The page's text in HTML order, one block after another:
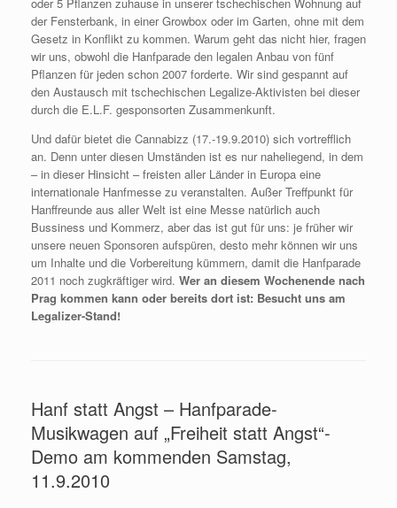
der Fensterbank, in einer Growbox oder im Garten, ohne mit dem
Gesetz in Konflikt zu kommen. Warum geht das nicht hier, fragen
wir uns, obwohl die Hanfparade den legalen Anbau von fünf
Pflanzen für jeden schon 2007 forderte. Wir sind gespannt auf
den Austausch mit tschechischen Legalize-Aktivisten bei dieser
durch die E.L.F. gesponsorten Zusammenkunft.
Und dafür bietet die Cannabizz (17.-19.9.2010) sich vortrefflich
an. Denn unter diesen Umständen ist es nur naheliegend, in dem
– in dieser Hinsicht – freisten aller Länder in Europa eine
internationale Hanfmesse zu veranstalten. Außer Treffpunkt für
Hanffreunde aus aller Welt ist eine Messe natürlich auch
Bussiness und Kommerz, aber das ist gut für uns: je früher wir
unsere neuen Sponsoren aufspüren, desto mehr können wir uns
um Inhalte und die Vorbereitung kümmern, damit die Hanfparade
2011 noch zugkräftiger wird. Wer an diesem Wochenende nach
Prag kommen kann oder bereits dort ist: Besucht uns am
Legalizer-Stand!
Hanf statt Angst – Hanfparade-
Musikwagen auf „Freiheit statt Angst“-
Demo am kommenden Samstag,
11.9.2010